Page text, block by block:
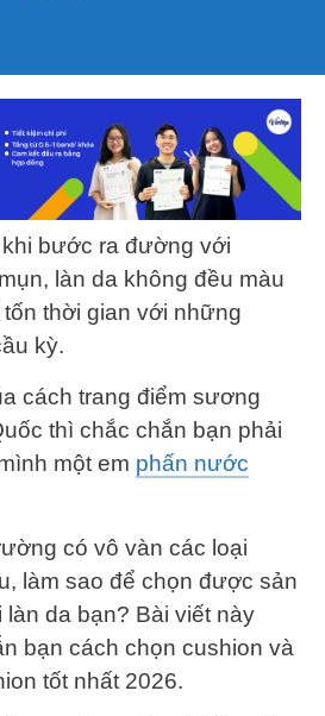
bước ra đường với
làn da không đều màu
thời gian với những
kỳ.
cách trang điểm sương
thì chắc chắn bạn phải
một em phấn nước
có vô vàn các loại
làm sao để chọn được sản
da bạn? Bài viết này
bạn cách chọn cushion và
tốt nhất 2026.